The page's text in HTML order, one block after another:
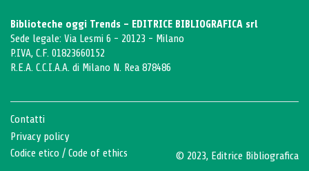
Biblioteche oggi Trends - EDITRICE BIBLIOGRAFICA srl
Sede legale: Via Lesmi 6 - 20123 - Milano
P.IVA, C.F. 01823660152
R.E.A. C.C.I.A.A. di Milano N. Rea 878486
Contatti
Privacy policy
Codice etico / Code of ethics © 2023, Editrice Bibliografica